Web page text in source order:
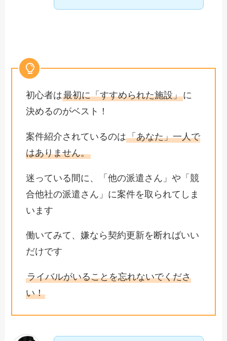
初心者は最初に「すすめられた施設」に
決めるのがベスト！
案件紹介されているのは「あなた」一人で
はありません。
迷っている間に、「他の派遣さん」や「競
合他社の派遣さん」に案件を取られてしま
います
働いてみて、嫌なら契約更新を断ればいい
だけです
ライバルがいることを忘れないでくださ
い！